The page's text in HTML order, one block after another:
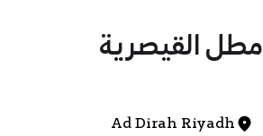
مطل القيصرية
Ad Dirah Riyadh